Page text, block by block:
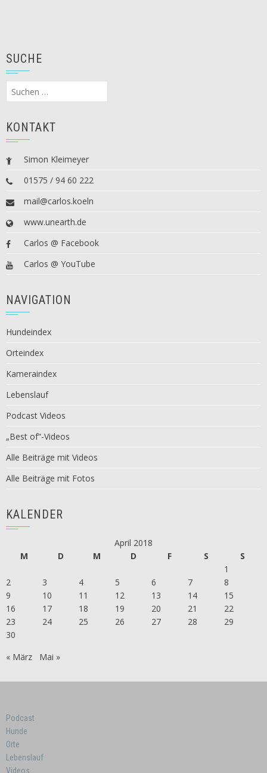
SUCHE
Suchen
nach:
KONTAKT
Simon Kleimeyer
01575 / 94 60 222
mail@carlos.koeln
www.unearth.de
Carlos @ Facebook
Carlos @ YouTube
NAVIGATION
Hundeindex
Orteindex
Kameraindex
Lebenslauf
Podcast Videos
„Best of“-Videos
Alle Beiträge mit Videos
Alle Beiträge mit Fotos
KALENDER
April 2018
M
D M D F S
S
1
2
3 4 5 6 7
8
9
10 11 12 13 14
15
16
17 18 19 20 21
22
23
24 25 26 27 28
29
30
« März
Mai »
Podcast
Hunde
Orte
Lebenslauf
Videos